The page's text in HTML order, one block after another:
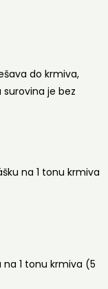
do krmiva,
je bez
na 1 tonu krmiva
1 tonu krmiva (5